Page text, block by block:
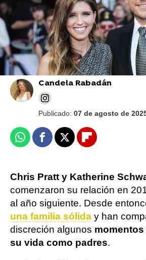
camiseta y con un extraño
Candela Rabadán
Publicado: 07 de agosto de
WhatsappFacebook
X Flipboard
Chris Pratt y Katherine
comenzaron su relación en
al año siguiente. Desde
una familia sólida y han
discreción algunos
su vida como padres.